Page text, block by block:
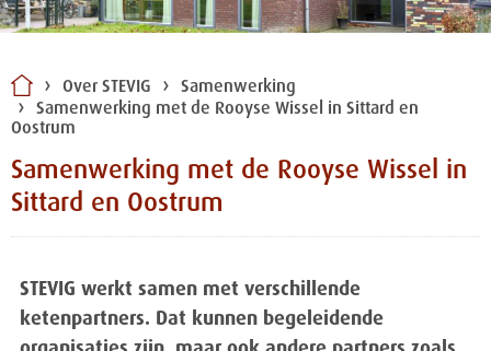
Over STEVIG
Samenwerking
Samenwerking met de Rooyse Wissel in Sittard en
Oostrum
Samenwerking met de Rooyse Wissel in
Sittard en Oostrum
STEVIG werkt samen met verschillende
ketenpartners. Dat kunnen begeleidende